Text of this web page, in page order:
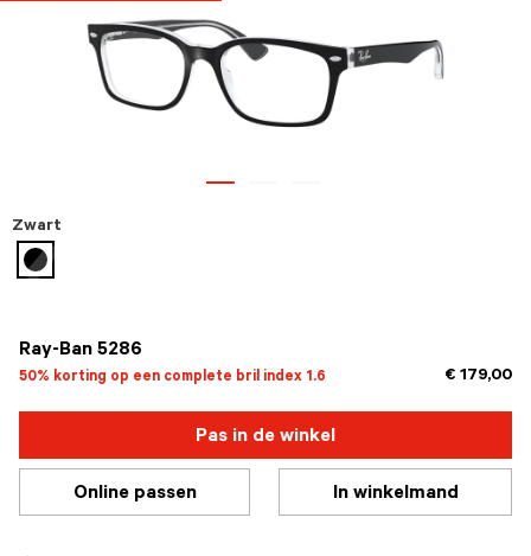
Ray-Ban 5286
50% korting op een complete bril index 1.6 € 179,00
Zwart
geselecteerd
Pas in de winkel
Online passen In winkelmand